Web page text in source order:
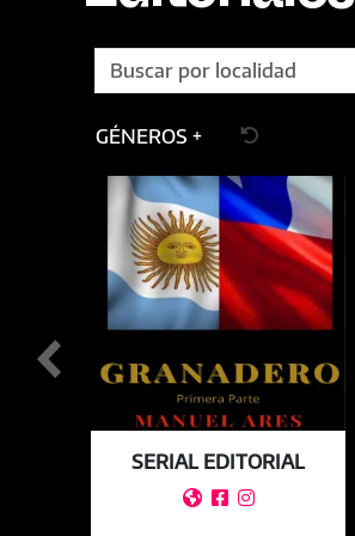
GÉNEROS +
SERIAL EDITORIAL
  